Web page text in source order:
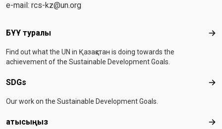
e-mail: rcs-kz@un.org
Footer menu
БҰҰ туралы
Find out what the UN in Қазақстан is doing towards the
achievement of the Sustainable Development Goals.
SDGs
Our work on the Sustainable Development Goals.
Қатысыңыз